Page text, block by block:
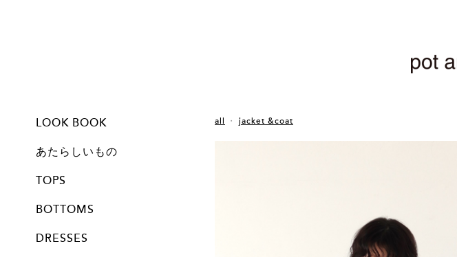
LOOK BOOK
あたらしいもの
TOPS
BOTTOMS
DRESSES
all jacket &coat